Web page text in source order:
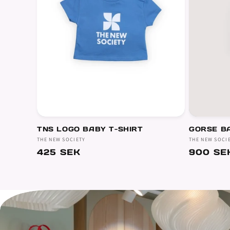
TNS LOGO BABY T-SHIRT
Säljare:
THE NEW SOCIETY
Ordinarie
425 SEK
GORSE
Säljare:
THE NEW
900